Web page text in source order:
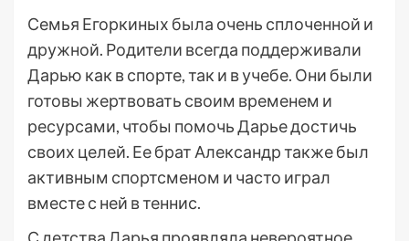
Семья Егоркиных была очень сплоченной и
дружной. Родители всегда поддерживали
Дарью как в спорте, так и в учебе. Они были
готовы жертвовать своим временем и
ресурсами, чтобы помочь Дарье достичь
своих целей. Ее брат Александр также был
активным спортсменом и часто играл
вместе с ней в теннис.